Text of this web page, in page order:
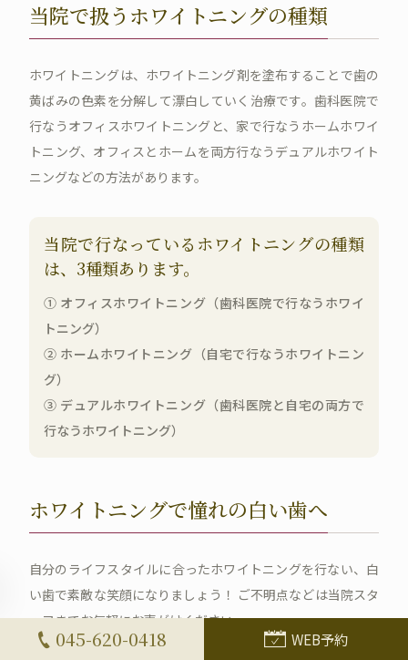
当院で扱うホワイトニングの種類
ホワイトニングは、ホワイトニング剤を塗布することで歯の
黄ばみの色素を分解して漂白していく治療です。歯科医院で
行なうオフィスホワイトニングと、家で行なうホームホワイ
トニング、オフィスとホームを両方行なうデュアルホワイト
ニングなどの方法があります。
当院で行なっているホワイトニングの種類
は、3種類あります。
① オフィスホワイトニング（歯科医院で行なうホワイ
トニング）
② ホームホワイトニング（自宅で行なうホワイトニン
グ）
③ デュアルホワイトニング（歯科医院と自宅の両方で
行なうホワイトニング）
ホワイトニングで憧れの白い歯へ
自分のライフスタイルに合ったホワイトニングを行ない、白
い歯で素敵な笑顔になりましょう！ ご不明点などは当院スタ
ッフまでお気軽にお声がけください。
045-620-0418 WEB予約